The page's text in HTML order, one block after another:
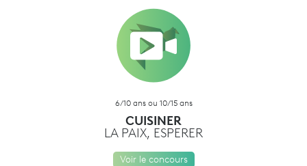
6/10 ans ou 10/15 ans
CUISINER
LA PAIX, ESPERER
Voir le concours